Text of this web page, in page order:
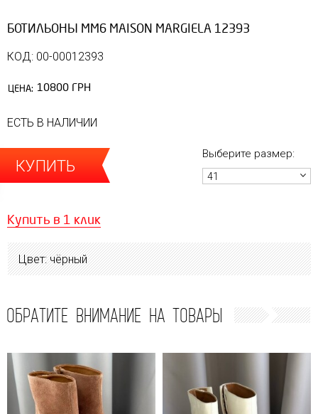
БОТИЛЬОНЫ MM6 MAISON MARGIELA 12393
КОД: 00-00012393
ЦЕНА: 10800 ГРН
ЕСТЬ В НАЛИЧИИ
КУПИТЬ
Выберите размер:
41
Купить в 1 клик
Цвет: чёрный
ОБРАТИТЕ ВНИМАНИЕ НА ТОВАРЫ